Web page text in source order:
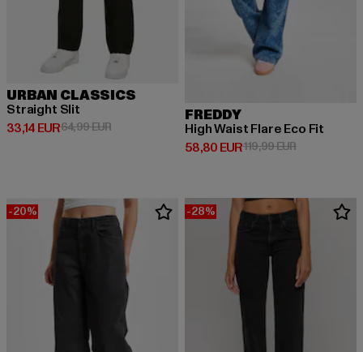
URBAN CLASSICS
Straight Slit
33,14 EUR
Derzeitiger Preis: 33,14 EUR
64,99 EURAktionspreis: 64,99 EUR
FREDDY
High Waist Flare Eco Fit
58,80 EUR
Derzeitiger Preis: 58,80 EUR
119,99 EURAktionspreis:
-20% -28%